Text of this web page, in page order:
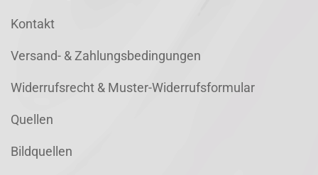
Kontakt
Versand- & Zahlungsbedingungen
Widerrufsrecht & Muster-Widerrufsformular
Quellen
Bildquellen